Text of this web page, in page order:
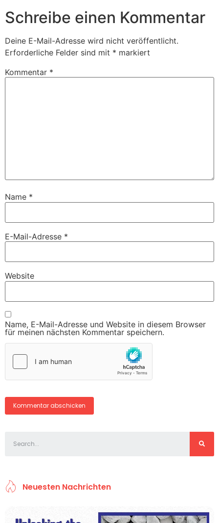
Schreibe einen Kommentar
Deine E-Mail-Adresse wird nicht veröffentlicht.
Erforderliche Felder sind mit * markiert
Kommentar *
Name *
E-Mail-Adresse *
Website
Name, E-Mail-Adresse und Website in diesem Browser
für meinen nächsten Kommentar speichern.
Neuesten Nachrichten